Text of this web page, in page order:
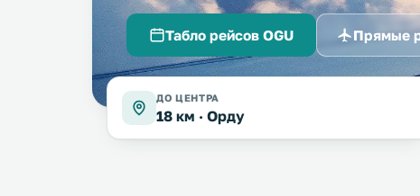
Табло рейсов OGU Прямые
ДО ЦЕНТРА
18 км · Орду